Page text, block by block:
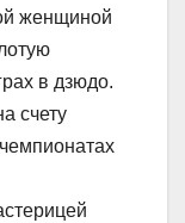
женщиной
в дзюдо.
счету